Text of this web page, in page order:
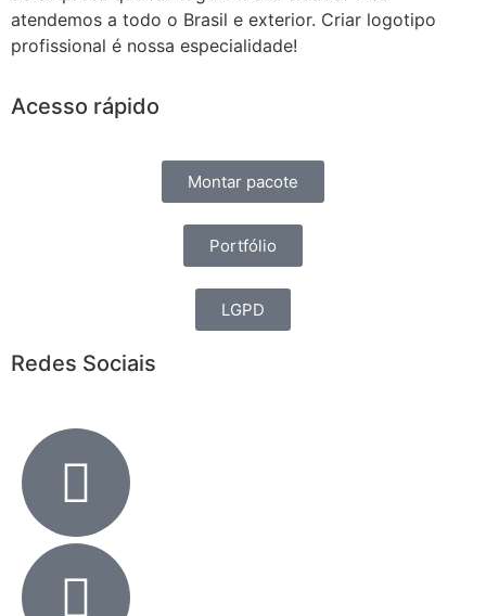
atendemos a todo o Brasil e exterior. Criar logotipo
profissional é nossa especialidade!
Acesso rápido
Montar pacote
Portfólio
LGPD
Redes Sociais